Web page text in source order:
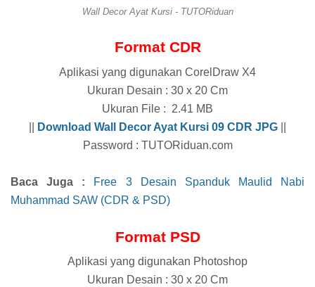
Wall Decor Ayat Kursi - TUTORiduan
Format CDR
Aplikasi yang digunakan CorelDraw X4
Ukuran Desain : 30 x 20 Cm
Ukuran File : 2.41 MB
Download Wall Decor Ayat Kursi 09 CDR JPG
Password : TUTORiduan.com
Baca Juga :
Free 3 Desain Spanduk Maulid Nabi
Muhammad SAW (CDR & PSD)
Format PSD
Aplikasi yang digunakan Photoshop
Ukuran Desain : 30 x 20 Cm